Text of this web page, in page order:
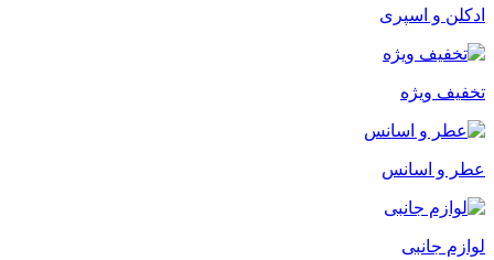
ادکلن و اسپری
تخفیف ویژه
عطر و اسانس
لوازم جانبی